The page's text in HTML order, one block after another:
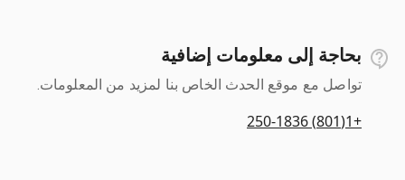
بحاجة إلى معلومات إضافية
تواصل مع موقع الحدث الخاص بنا لمزيد من المعلومات.
+1(801) 250-1836